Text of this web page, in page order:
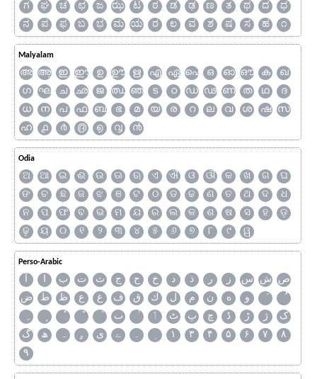
ಗ
ಘ ಚ ಛ ಜ ಝ ಟ ಠ ಡ ಢ ಣ ತ ಥ ದ
ಧ
ನ
ಪ ಫ ಬ ಭ ಮ ಯ ರ ಲ ವ ಶ ಷ ಸ ಹ ೧
Malyalam
അ ആ ഇ ഈ ഉ ഊ ഋ എ ഏ ഐ ഒ ഓ ഔ ക
ഖ
ഗ
ഘ ച ഛ ജ ഝ ഞ ട ഠ ഡ ഢ ണ ത ഥ
ദ
ധ
ന പ ഫ ബ ഭ മ യ ര റ ല വ ശ ഷ
സ
ഹ
൧ ൪ ൫ ൭ ൮ ൯
Odia
ଅ ଆ ଇ ଈ ଉ ଊ ଋ ଏ ଐ ଓ ଔ କ ଖ ଗ
ଘ
ଙ
ଚ ଛ ଜ ଝ ଞ ଟ ଠ ଡ ଢ ଣ ତ ଥ ଦ
ଧ
ନ
ପ ଫ ବ ଭ ମ ଯ ର ଲ ଳ ଶ ଷ ସ ହ
ଡ଼
ଢ଼
ୟ ୦ ୧ ୨ ୩ ୪ ୫ ୬ ୭ ୮ ୯ ୱ
Perso-Arabic
آ ا ب ت ث ج ح خ د ذ ر ز س ش ص
ض
ط ظ ع غ ف ق ك ل م ن ه
و
ٮ
ٲ ٹ پ چ ڈ ڑ ژ
ک
گ
ھ ہ ۄ ی ے ۔ ۱ ۳ ۴ ۵ ۶ ۷
۸
۹